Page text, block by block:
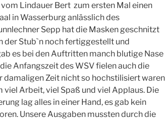
Lindauer Bert zum ersten Mal einen
in Wasserburg anlässlich des
Sepp hat die Masken geschnitzt
der Stub`n noch fertiggestellt und
es bei den Auftritten manch blutige Nase
Anfangszeit des WSV fielen auch die
damaligen Zeit nicht so hochstilisiert waren
viel Arbeit, viel Spaß und viel Applaus. Die
lag alles in einer Hand, es gab kein
Unsere Ausgaben mussten durch die